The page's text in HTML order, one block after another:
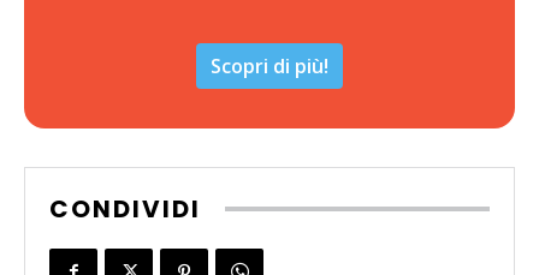
Scopri di più!
CONDIVIDI